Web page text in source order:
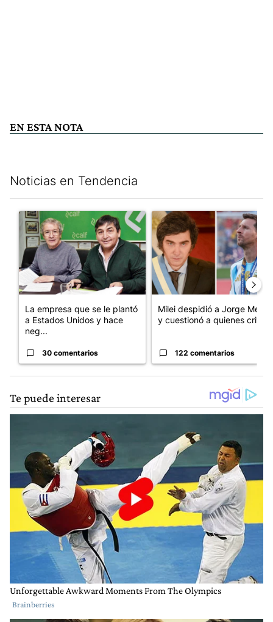
EN ESTA NOTA
Noticias en Tendencia
Un artículo de tendencia con el título "La empresa que se le
La empresa que se le plantó
a Estados Unidos y hace
neg...
30 comentarios
Un artículo de tendencia con
Milei despidió a Jorge Messi
y cuestionó a quienes crit...
122 comentarios